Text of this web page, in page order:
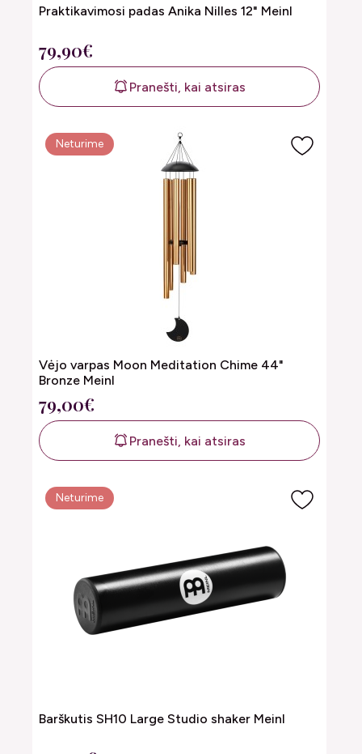
Praktikavimosi padas Anika Nilles 12" Meinl
79,90€
Pranešti, kai atsiras
Neturime
Vėjo varpas Moon Meditation Chime 44"
Bronze Meinl
79,00€
Pranešti, kai atsiras
Neturime
Barškutis SH10 Large Studio shaker Meinl